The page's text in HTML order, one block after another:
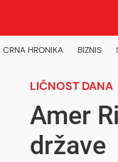
CRNA HRONIKA BIZNIS
LIČNOST DANA
Amer
države